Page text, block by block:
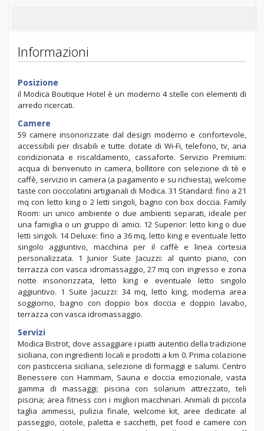
Informazioni
Posizione
il Modica Boutique Hotel è un moderno 4 stelle con elementi di
arredo ricercati.
Camere
59 camere insonorizzate dal design moderno e confortevole,
accessibili per disabili e tutte dotate di Wi-Fi, telefono, tv, aria
condizionata e riscaldamento, cassaforte. Servizio Premium:
acqua di benvenuto in camera, bollitore con selezione di tè e
caffè, servizio in camera (a pagamento e su richiesta), welcome
taste con cioccolatini artigianali di Modica. 31 Standard: fino a 21
mq con letto king o 2 letti singoli, bagno con box doccia. Family
Room: un unico ambiente o due ambienti separati, ideale per
una famiglia o un gruppo di amici. 12 Superior: letto king o due
letti singoli. 14 Deluxe: fino a 36 mq, letto king e eventuale letto
singolo aggiuntivo, macchina per il caffè e linea cortesia
personalizzata. 1 Junior Suite Jacuzzi: al quinto piano, con
terrazza con vasca idromassaggio, 27 mq con ingresso e zona
notte insonorizzata, letto king e eventuale letto singolo
aggiuntivo. 1 Suite Jacuzzi: 34 mq, letto king, moderna area
soggiorno, bagno con doppio box doccia e doppio lavabo,
terrazza con vasca idromassaggio.
Servizi
Modica Bistrot, dove assaggiare i piatti autentici della tradizione
siciliana, con ingredienti locali e prodotti a km 0. Prima colazione
con pasticceria siciliana, selezione di formaggi e salumi. Centro
Benessere con Hammam, Sauna e doccia emozionale, vasta
gamma di massaggi; piscina con solarium attrezzato, teli
piscina; area fitness con i migliori macchinari. Animali di piccola
taglia ammessi, pulizia finale, welcome kit, aree dedicate al
passeggio, ciotole, paletta e sacchetti, pet food e camere con